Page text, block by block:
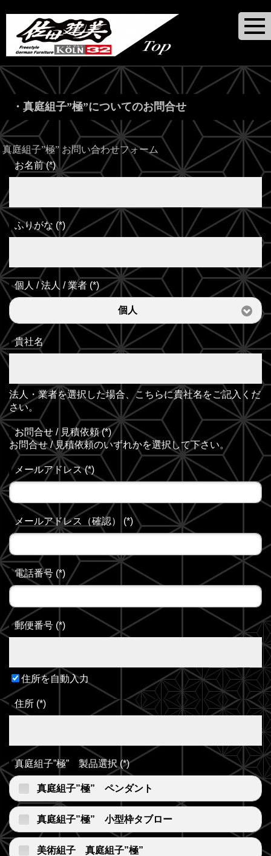
・真庭組子”極”についてのお問合せ
真庭組子”極” お問い合わせフォーム
お名前 (*)
ふりがな (*)
個人 / 法人 / 業者 (*)
個人
貴社名
法人・業者を選択した場合、こちらに貴社名をご記入くだ
さい。
お問合せ / 見積依頼 (*)
お問合せ / 見積依頼のいずれかを選択して下さい。
メールアドレス (*)
メールアドレス（確認） (*)
電話番号 (*)
郵便番号 (*)
住所を自動入力
住所 (*)
真庭組子”極” 製品選択 (*)
真庭組子”極” ペンダント
真庭組子”極” 小型枠タブロー
美術組子 真庭組子”極”